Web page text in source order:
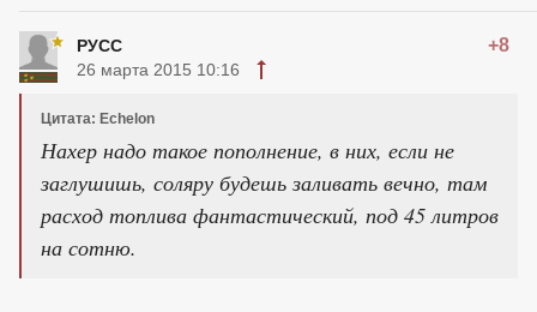
РУСС +8
26 марта 2015 10:16
Цитата: Echelon
Нахер надо такое пополнение, в них, если не
заглушишь, соляру будешь заливать вечно, там
расход топлива фантастический, под 45 литров
на сотню.